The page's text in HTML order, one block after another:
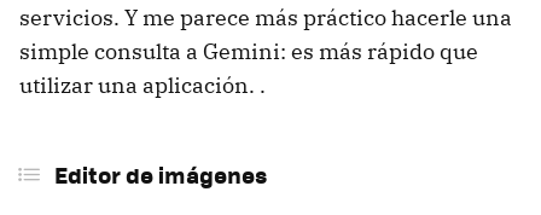
servicios. Y me parece más práctico hacerle una
simple consulta a Gemini: es más rápido que
utilizar una aplicación. .
Editor de imágenes